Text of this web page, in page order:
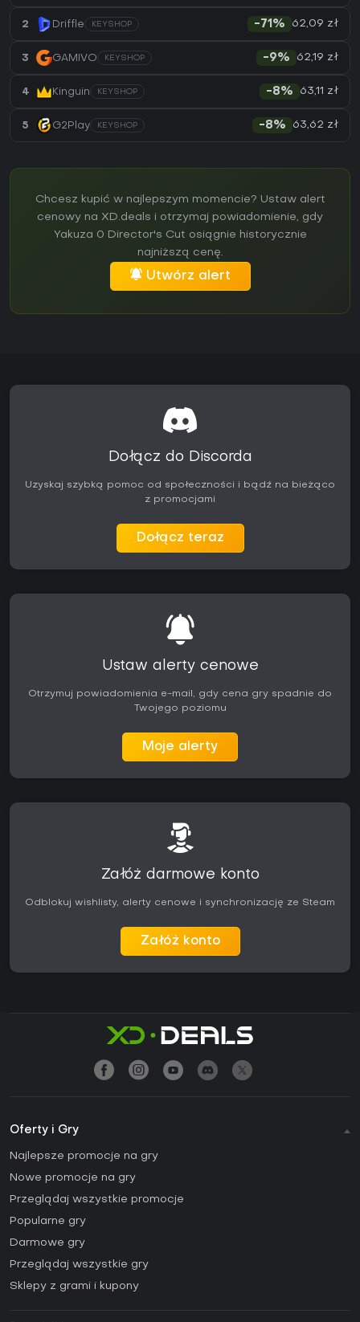
2 Driffle KEYSHOP -71% 62,09 zł
3 GAMIVO KEYSHOP -9% 62,19 zł
4 Kinguin KEYSHOP -8% 63,11 zł
5 G2Play KEYSHOP -8% 63,62 zł
Chcesz kupić w najlepszym momencie? Ustaw alert
cenowy na XD.deals i otrzymaj powiadomienie, gdy
Yakuza 0 Director's Cut osiągnie historycznie
najniższą cenę.
Utwórz alert
Dołącz do Discorda
Uzyskaj szybką pomoc od społeczności i bądź na bieżąco
z promocjami
Dołącz teraz
Ustaw alerty cenowe
Otrzymuj powiadomienia e-mail, gdy cena gry spadnie do
Twojego poziomu
Moje alerty
Załóż darmowe konto
Odblokuj wishlisty, alerty cenowe i synchronizację ze Steam
Załóż konto
Oferty i Gry
Najlepsze promocje na gry
Nowe promocje na gry
Przeglądaj wszystkie promocje
Popularne gry
Darmowe gry
Przeglądaj wszystkie gry
Sklepy z grami i kupony